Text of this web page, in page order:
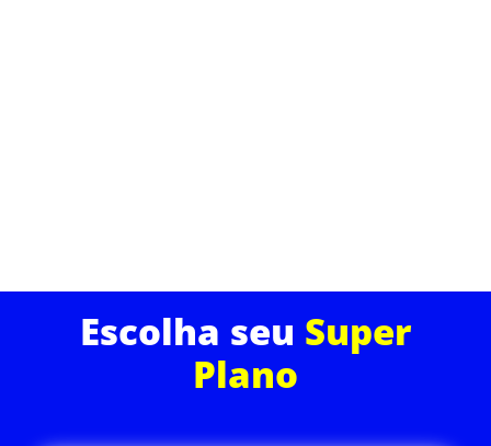
Escolha seu Super
Plano